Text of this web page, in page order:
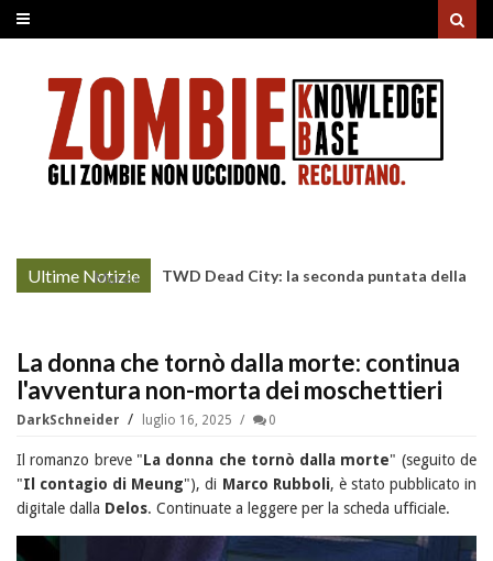
Ultime Notizie
More »
TWD Dead City: la seconda puntata della
La donna che tornò dalla morte: continua
l'avventura non-morta dei moschettieri
DarkSchneider luglio 16, 2025 0
Il romanzo breve "La donna che tornò dalla morte" (seguito de
"Il contagio di Meung"), di Marco Rubboli, è stato pubblicato in
digitale dalla Delos. Continuate a leggere per la scheda ufficiale.